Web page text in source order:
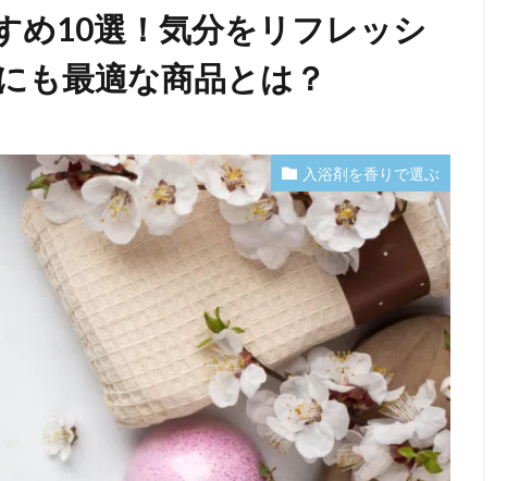
め10選！気分をリフレッシ
も最適な商品とは？
入浴剤を香りで選ぶ